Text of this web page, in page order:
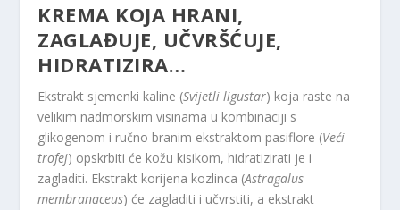
KREMA KOJA HRANI,
ZAGLAĐUJE, UČVRŠĆUJE,
HIDRATIZIRA…
Ekstrakt sjemenki kaline (Svijetli ligustar) koja raste na
velikim nadmorskim visinama u kombinaciji s
glikogenom i ručno branim ekstraktom pasiflore (Veći
trofej) opskrbiti će kožu kisikom, hidratizirati je i
zagladiti. Ekstrakt korijena kozlinca (Astragalus
membranaceus) će zagladiti i učvrstiti, a ekstrakt